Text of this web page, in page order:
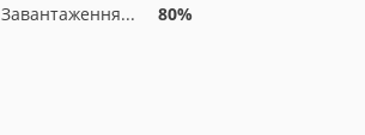
Завантаження... 80%